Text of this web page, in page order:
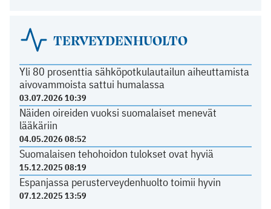
TERVEYDENHUOLTO
Yli 80 prosenttia sähköpotkulautailun aiheuttamista
aivovammoista sattui humalassa
03.07.2026 10:39
Näiden oireiden vuoksi suomalaiset menevät
lääkäriin
04.05.2026 08:52
Suomalaisen tehohoidon tulokset ovat hyviä
15.12.2025 08:19
Espanjassa perusterveydenhuolto toimii hyvin
07.12.2025 13:59